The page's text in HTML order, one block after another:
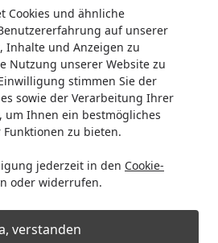
Cookies und ähnliche
auf unserer
Inhalte und Anzeigen zu
Nutzung unserer Website zu
stimmen Sie der
sowie der Verarbeitung Ihrer
um Ihnen ein bestmögliches
zu bieten.
jederzeit in den Cookie-
oder widerrufen.
verstanden
Race Pro 190
gefunden